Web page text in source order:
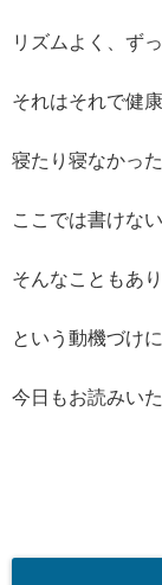
リズムよく、ず
それはそれで健
寝たり寝なかっ
ここでは書けな
そんなこともあ
という動機づけ
今日もお読みい